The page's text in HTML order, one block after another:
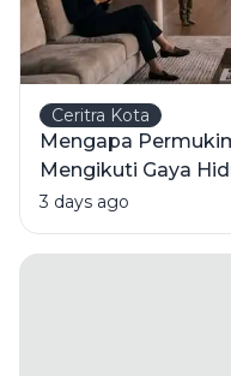
Ceritra Kota
Mengapa
Mengikuti Gaya
3 days ago